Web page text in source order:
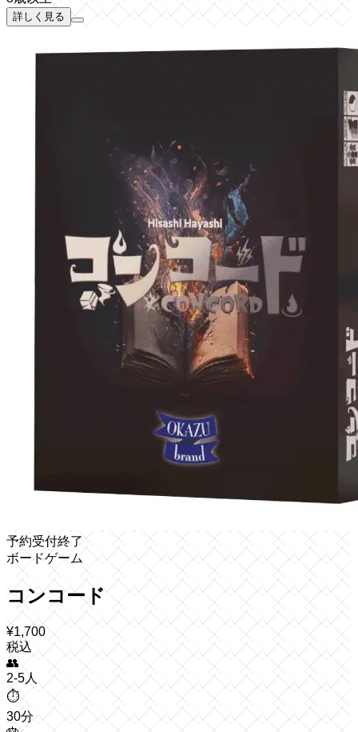
詳しく見る
予約受付終了
ボードゲーム
コンコード
¥1,700
税込
👥
2-5人
⏱️
30分